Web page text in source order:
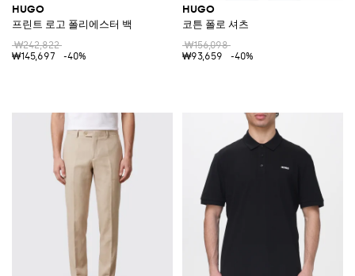
HUGO
프린트 로고 폴리에스터 백
₩242,822
₩145,697
-40%
HUGO
코튼 폴로 셔츠
₩156,098
₩93,659
-40%